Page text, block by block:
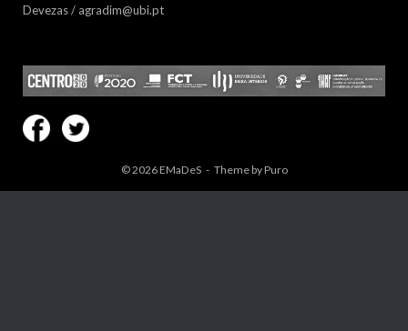
Devezas / agradim@ubi.pt
© 2026EMaDeS Theme byPuro